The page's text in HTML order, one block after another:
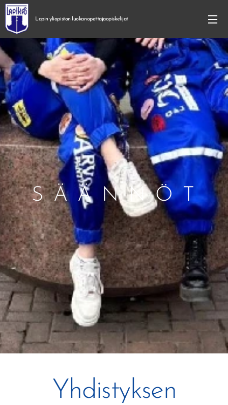
Lapin yliopiston luokanopettajaopiskelijat
S Ä Ä N N Ö T
Yhdistyksen